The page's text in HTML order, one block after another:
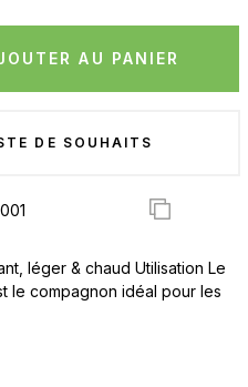
AU PANIER
DE SOUHAITS
léger & chaud Utilisation Le
le compagnon idéal pour les